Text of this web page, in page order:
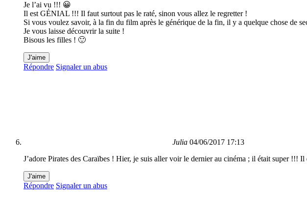
Je l’ai vu !!! 😀
Il est GÉNIAL !!! Il faut surtout pas le raté, sinon vous allez le regretter !
Si vous voulez savoir, à la fin du film après le générique de la fin, il y a quelque chose de
Je vous laisse découvrir la suite !
Bisous les filles ! 🙂
J'aime
Répondre Signaler un abus
Julia 04/06/2017 17:13
J’adore Pirates des Caraïbes ! Hier, je suis aller voir le dernier au cinéma ; il était super
J'aime
Répondre Signaler un abus